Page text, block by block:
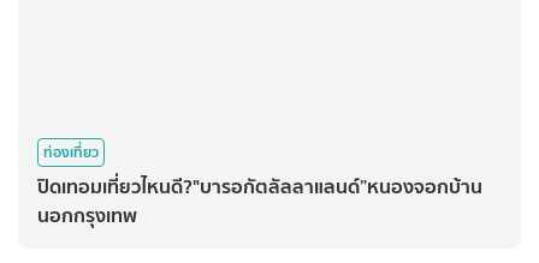
ท่องเที่ยว
ปิดเทอมเที่ยวไหนดี?"บารอกัตลัลลาแลนด์”หนองจอกบ้าน
นอกกรุงเทพ